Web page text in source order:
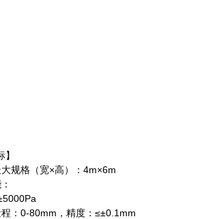
格（宽×高）：4m×6m
0-80mm，精度：≤±0.1mm